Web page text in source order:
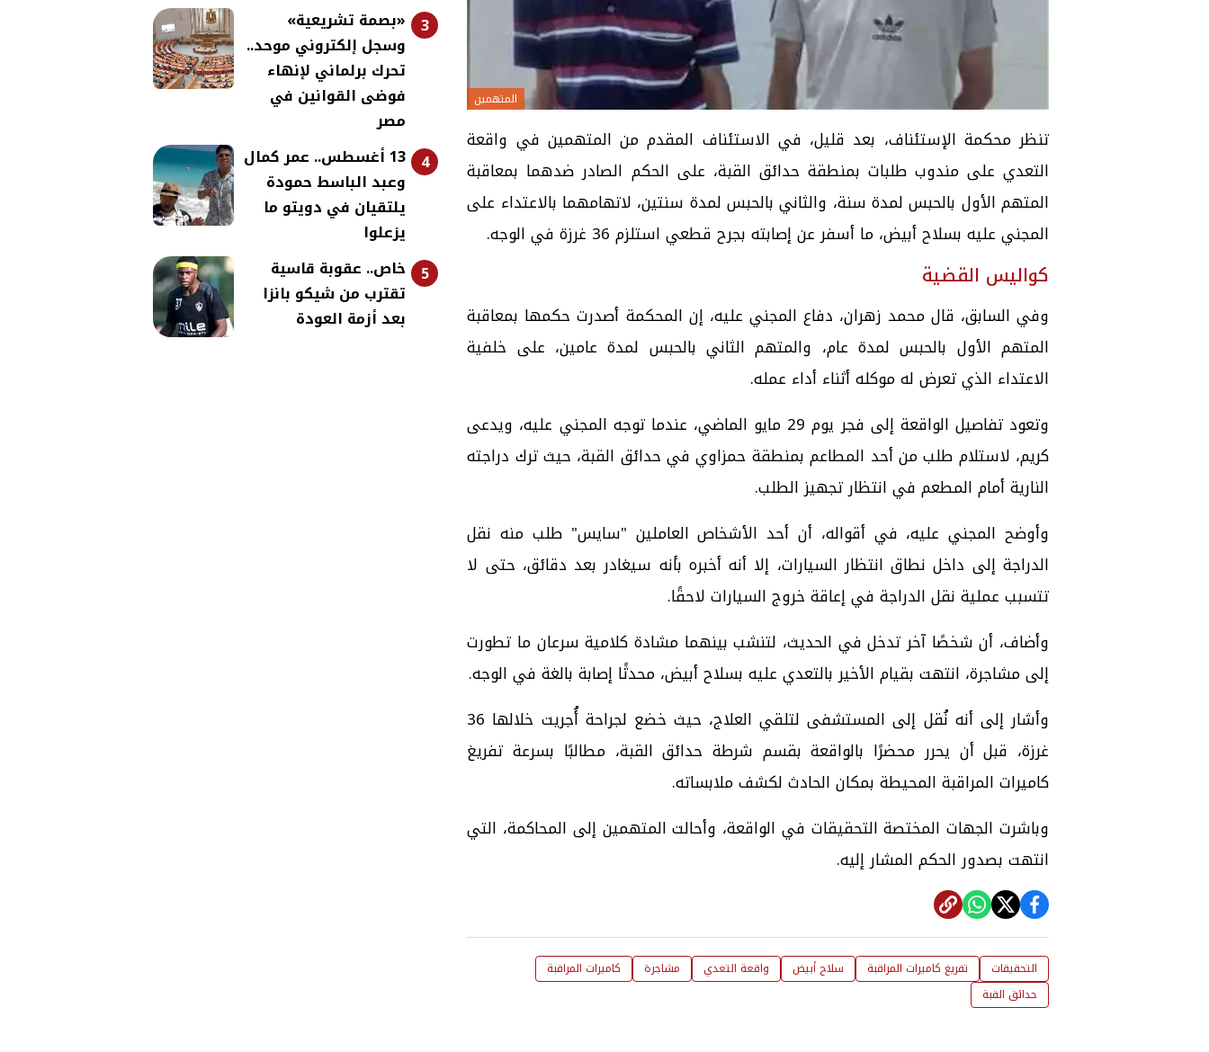
المتهمين
تنظر محكمة الإستئناف، بعد قليل، في الاستئناف المقدم من المتهمين في واقعة
التعدي على مندوب طلبات بمنطقة حدائق القبة، على الحكم الصادر ضدهما بمعاقبة
المتهم الأول بالحبس لمدة سنة، والثاني بالحبس لمدة سنتين، لاتهامهما بالاعتداء على
المجني عليه بسلاح أبيض، ما أسفر عن إصابته بجرح قطعي استلزم 36 غرزة في الوجه.
كواليس القضية
وفي السابق، قال محمد زهران، دفاع المجني عليه، إن المحكمة أصدرت حكمها بمعاقبة
المتهم الأول بالحبس لمدة عام، والمتهم الثاني بالحبس لمدة عامين، على خلفية
الاعتداء الذي تعرض له موكله أثناء أداء عمله.
وتعود تفاصيل الواقعة إلى فجر يوم 29 مايو الماضي، عندما توجه المجني عليه، ويدعى
كريم، لاستلام طلب من أحد المطاعم بمنطقة حمزاوي في حدائق القبة، حيث ترك دراجته
النارية أمام المطعم في انتظار تجهيز الطلب.
وأوضح المجني عليه، في أقواله، أن أحد الأشخاص العاملين "سايس" طلب منه نقل
الدراجة إلى داخل نطاق انتظار السيارات، إلا أنه أخبره بأنه سيغادر بعد دقائق، حتى لا
تتسبب عملية نقل الدراجة في إعاقة خروج السيارات لاحقًا.
وأضاف، أن شخصًا آخر تدخل في الحديث، لتنشب بينهما مشادة كلامية سرعان ما تطورت
إلى مشاجرة، انتهت بقيام الأخير بالتعدي عليه بسلاح أبيض، محدثًا إصابة بالغة في الوجه.
وأشار إلى أنه نُقل إلى المستشفى لتلقي العلاج، حيث خضع لجراحة أُجريت خلالها 36
غرزة، قبل أن يحرر محضرًا بالواقعة بقسم شرطة حدائق القبة، مطالبًا بسرعة تفريغ
كاميرات المراقبة المحيطة بمكان الحادث لكشف ملابساته.
وباشرت الجهات المختصة التحقيقات في الواقعة، وأحالت المتهمين إلى المحاكمة، التي
انتهت بصدور الحكم المشار إليه.
التحقيقات تفريغ كاميرات المراقبة سلاح أبيض واقعة التعدي مشاجرة
كاميرات المراقبة
حدائق القبة
3 «بصمة تشريعية»
وسجل إلكتروني موحد..
تحرك برلماني لإنهاء
فوضى القوانين في
مصر
4
13 أغسطس.. عمر كمال
وعبد الباسط حمودة
يلتقيان في دويتو ما
يزعلوا
5
خاص.. عقوبة قاسية
تقترب من شيكو بانزا
بعد أزمة العودة